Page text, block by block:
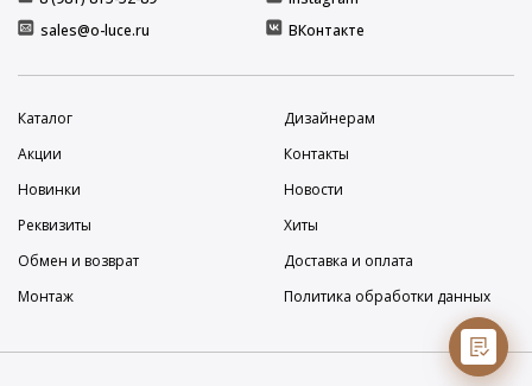
sales@o-luce.ru
ВКонтакте
Каталог
Дизайнерам
Акции
Контакты
Новинки
Новости
Реквизиты
Хиты
Обмен и возврат
Доставка и оплата
Монтаж
Политика обработки данных